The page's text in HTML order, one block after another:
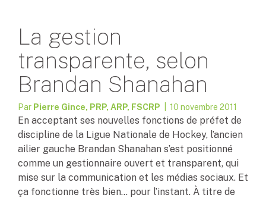
La gestion
transparente, selon
Brandan Shanahan
Par Pierre Gince, PRP, ARP, FSCRP | 10 novembre 2011
En acceptant ses nouvelles fonctions de préfet de
discipline de la Ligue Nationale de Hockey, l’ancien
ailier gauche Brandan Shanahan s’est positionné
comme un gestionnaire ouvert et transparent, qui
mise sur la communication et les médias sociaux. Et
ça fonctionne très bien… pour l’instant. À titre de